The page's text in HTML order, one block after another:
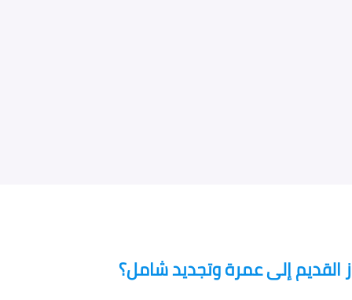
القديم إلى عمرة وتجديد شامل؟